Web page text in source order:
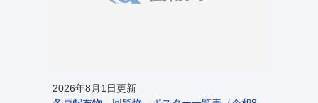
2026年8月1日更新